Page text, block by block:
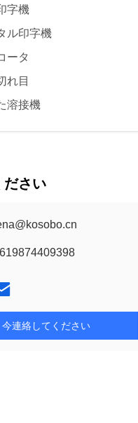
字機
ル印字機
ータ
れ目
溶接機
ださい
今連絡してください